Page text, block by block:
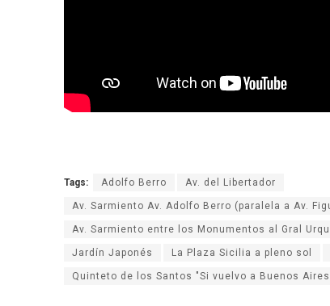
Tags: Adolfo Berro Av. del Libertador
Av. Sarmiento Av. Adolfo Berro (paralela a Av.
Av. Sarmiento entre los Monumentos al Gral
Jardín Japonés La Plaza Sicilia a pleno sol
Quinteto de los Santos "Si vuelvo a Buenos